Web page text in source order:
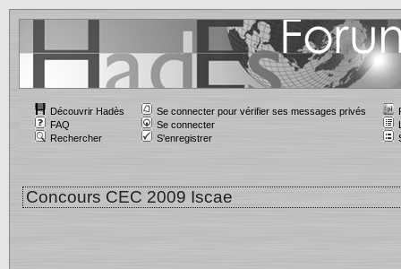
Découvrir Hadès
FAQ
Rechercher
Se connecter pour vérifier ses messages privés
Se connecter
S'enregistrer
Concours CEC 2009 Iscae